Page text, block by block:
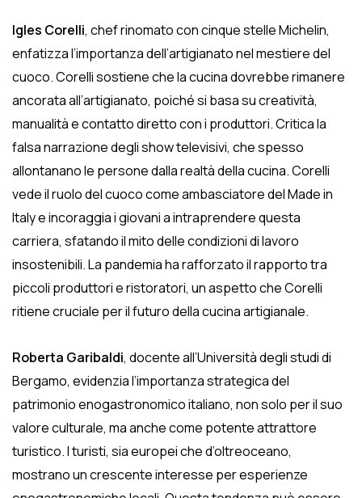
Igles Corelli, chef rinomato con cinque stelle Michelin,
enfatizza l’importanza dell’artigianato nel mestiere del
cuoco. Corelli sostiene che la cucina dovrebbe rimanere
ancorata all’artigianato, poiché si basa su creatività,
manualità e contatto diretto con i produttori. Critica la
falsa narrazione degli show televisivi, che spesso
allontanano le persone dalla realtà della cucina. Corelli
vede il ruolo del cuoco come ambasciatore del Made in
Italy e incoraggia i giovani a intraprendere questa
carriera, sfatando il mito delle condizioni di lavoro
insostenibili. La pandemia ha rafforzato il rapporto tra
piccoli produttori e ristoratori, un aspetto che Corelli
ritiene cruciale per il futuro della cucina artigianale.
Roberta Garibaldi, docente all’Università degli studi di
Bergamo, evidenzia l’importanza strategica del
patrimonio enogastronomico italiano, non solo per il suo
valore culturale, ma anche come potente attrattore
turistico. I turisti, sia europei che d’oltreoceano,
mostrano un crescente interesse per esperienze